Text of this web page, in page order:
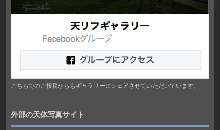
こちらでのご投稿からもギャラリーにシェアさせていただいています。
外部の天体写真サイト